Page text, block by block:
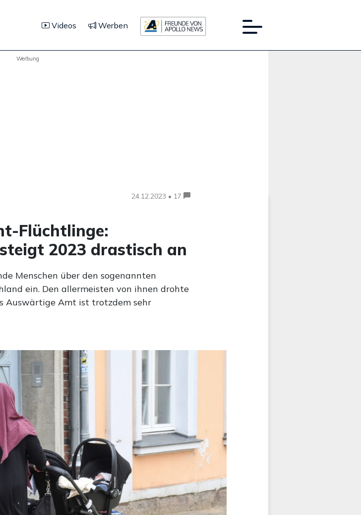
Videos Werben
Werbung
24.12.2023 • 17
Flüchtlinge:
2023 drastisch an
Menschen über den sogenannten
ein. Den allermeisten von ihnen drohte
Auswärtige Amt ist trotzdem sehr